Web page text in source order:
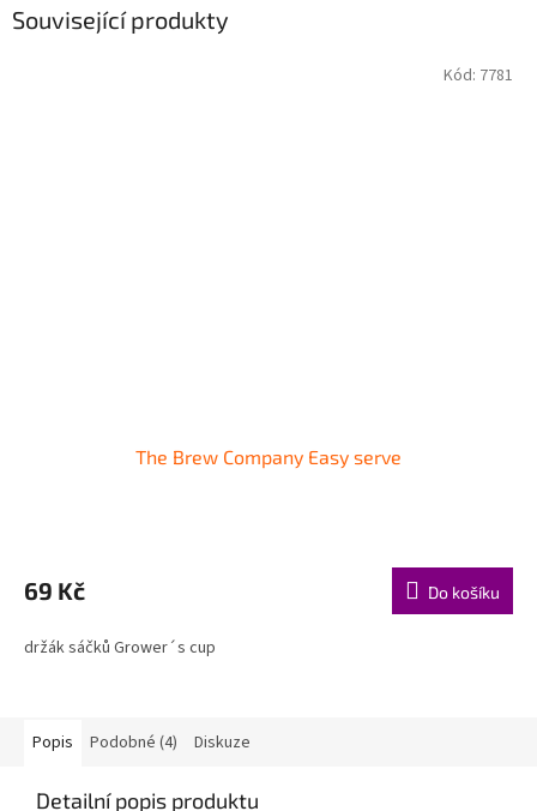
Související produkty
The Brew Company Easy serve
69 Kč Do košíku
držák sáčků Grower´s cup
Kód: 7781
Popis Podobné (4) Diskuze
Detailní popis produktu